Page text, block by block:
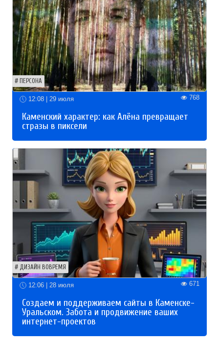
ПЕРСОНА
12:08 | 29 июля 768
Каменский характер: как Алёна превращает
стразы в пиксели
ДИЗАЙН ВОВРЕМЯ
12:06 | 28 июля 671
Создаем и поддерживаем сайты в Каменске-
Уральском. Забота и продвижение ваших
интернет-проектов